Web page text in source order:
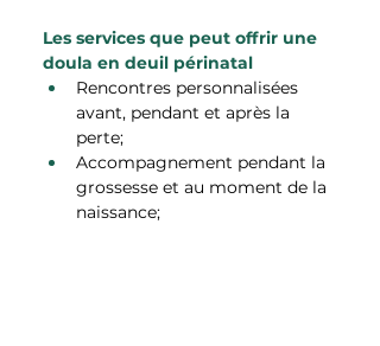
Les services que peut offrir une
doula en deuil périnatal
Rencontres personnalisées
avant, pendant et après la
perte;
Accompagnement pendant la
grossesse et au moment de la
naissance;